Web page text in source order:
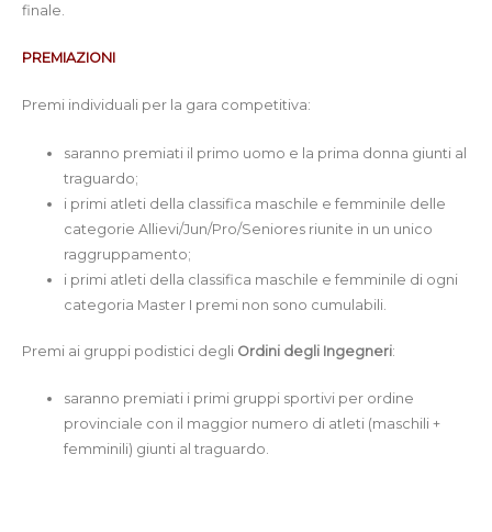
finale.
PREMIAZIONI
Premi individuali per la gara competitiva:
saranno premiati il primo uomo e la prima donna giunti al
traguardo;
i primi atleti della classifica maschile e femminile delle
categorie Allievi/Jun/Pro/Seniores riunite in un unico
raggruppamento;
i primi atleti della classifica maschile e femminile di ogni
categoria Master I premi non sono cumulabili.
Premi ai gruppi podistici degli Ordini degli Ingegneri:
saranno premiati i primi gruppi sportivi per ordine
provinciale con il maggior numero di atleti (maschili +
femminili) giunti al traguardo.